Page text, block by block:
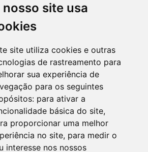
nosso site usa
site utiliza cookies e outras
de rastreamento para
sua experiência de
para os seguintes
para ativar a
básica do site,
proporcionar uma melhor
no site, para medir o
interesse nos nossos
DO TEMPO
14°C
claro
Máx: 15° • Mín: 6°
Vento: 7 km/h